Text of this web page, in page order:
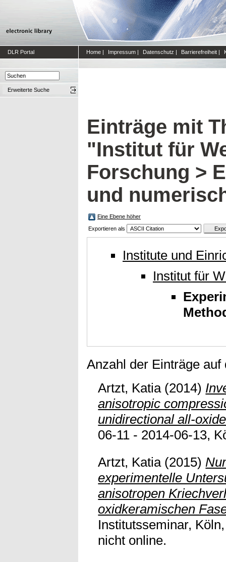
DLR Portal Home | Impressum | Datenschutz | Barrierefreiheit |
Erweiterte Suche
Einträge mit
"Institut für
Forschung >
und
Eine Ebene höher
Exportieren als
Institute und
Institut für
Anzahl der Einträge
Artzt, Katia(2014)
anisotropic
unidirectional all-
06-11 - 2014-06-13,
Artzt, Katia(2015)
experimentelle
anisotropen
oxidkeramischen
Institutsseminar,
nicht online.